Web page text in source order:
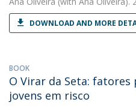
DOWNLOAD AND MORE
BOOK
O Virar da Seta:
jovens em risco